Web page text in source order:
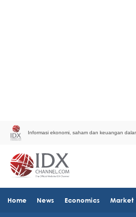
Informasi ekonomi, saham dan keuangan
Home News Economics Market